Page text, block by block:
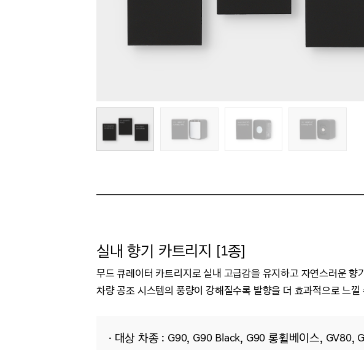
실내 향기 카트리지 [1종]
무드 큐레이터 카트리지로 실내 고급감을 유지하고 자연스러운 향
차량 공조 시스템의 풍량이 강해질수록 발향을 더 효과적으로 느낄
· 대상 차종 : G90, G90 Black, G90 롱휠베이스,